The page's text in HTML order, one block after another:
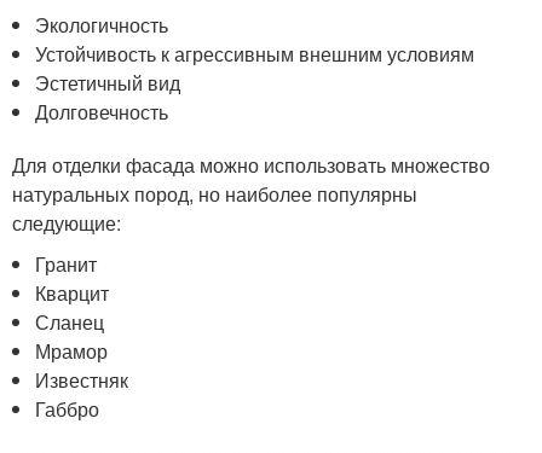
Экологичность
Устойчивость к агрессивным внешним условиям
Эстетичный вид
Долговечность
Для отделки фасада можно использовать множество
натуральных пород, но наиболее популярны
следующие:
Гранит
Кварцит
Сланец
Мрамор
Известняк
Габбро